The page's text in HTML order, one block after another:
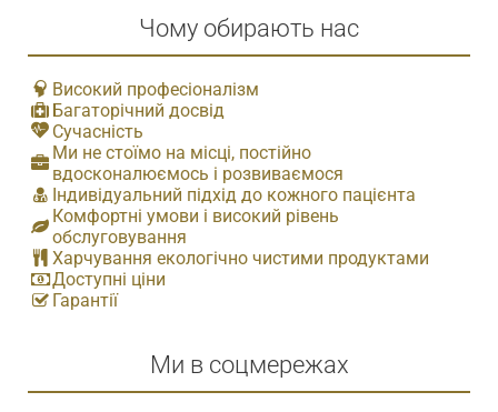
Чому обирають нас
Високий професіоналізм
Багаторічний досвід
Сучасність
Ми не стоїмо на місці, постійно
вдосконалюємось і розвиваємося
Індивідуальний підхід до кожного пацієнта
Комфортні умови і високий рівень
обслуговування
Харчування екологічно чистими продуктами
Доступні ціни
Гарантії
Ми в соцмережах